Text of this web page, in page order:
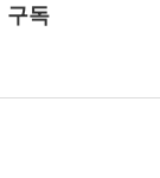
구독